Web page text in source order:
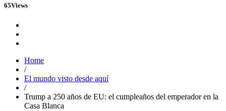
65Views
Home
/
El mundo visto desde aquí
/
Trump a 250 años de EU: el cumpleaños del emperador en la
Casa Blanca